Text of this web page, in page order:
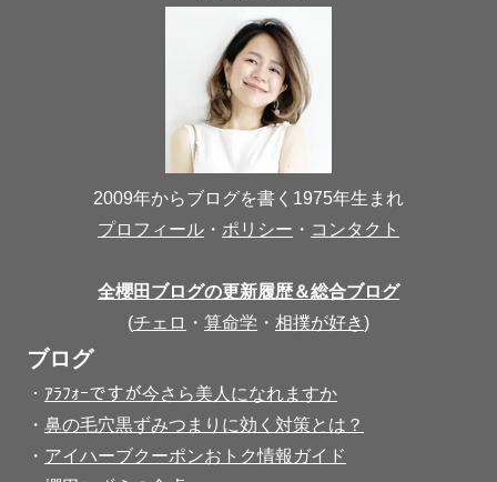
2009年からブログを書く1975年生まれ
プロフィール ・ ポリシー ・ コンタクト
全櫻田ブログの更新履歴＆総合ブログ
(チェロ ・ 算命学 ・ 相撲が好き)
ブログ
・ ｱﾗﾌｫｰですが今さら美人になれますか
・ 鼻の毛穴黒ずみつまりに効く対策とは？
・ アイハーブクーポンおトク情報ガイド